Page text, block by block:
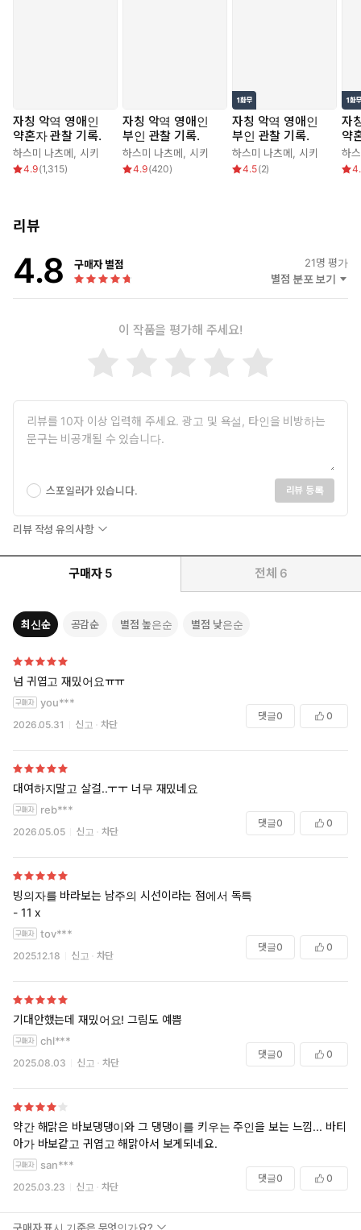
자칭 악역 영애인
약혼자 관찰 기록.
하스미 나츠메 시키
4.9(1,315)
자칭 악역 영애인
부인 관찰 기록.
하스미 나츠메 시키
4.9(420)
자칭 악역 영애인
부인 관찰 기록.
하스미 나츠메 시키
4.5(2)
자
약
하
리뷰
4.8 구매자 별점 21명 평가
별점 분포 보기
이 작품을 평가해 주세요!
스포일러가 있습니다. 리뷰 등록
리뷰 작성 유의사항
구매자 5 전체 6
최신순 공감순 별점 높은순 별점 낮은순
넘 귀엽고 재밌어요ㅠㅠ
you***
2026.05.31 신고 차단
댓글0 0
대여하지말고 살걸..ㅜㅜ 너무 재밌네요
reb***
2026.05.05 신고 차단
댓글0 0
빙의자를 바라보는 남주의 시선이라는 점에서 독특
- 11 x
tov***
2025.12.18 신고 차단
댓글0 0
기대안했는데 재밌어요! 그림도 예쁨
chl***
2025.08.03 신고 차단
댓글0 0
약간 해맑은 바보댕댕이와 그 댕댕이를 키우는 주인을 보는 느낌... 바티
아가 바보같고 귀엽고 해맑아서 보게되네요.
san***
2025.03.23 신고 차단
댓글0 0